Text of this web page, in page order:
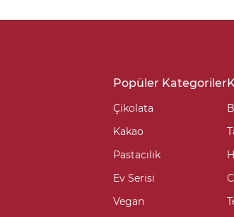
Popüler Kategoriler
Çikolata
Kakao
Pastacılık
Ev Serisi
Vegan